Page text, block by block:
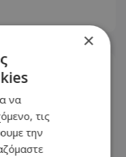
×
να
τις
την